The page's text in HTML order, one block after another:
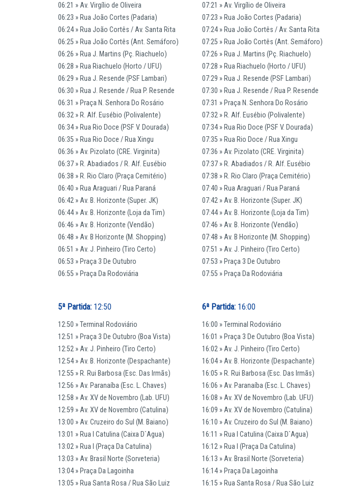
06:21 » Av. Virgílio de Oliveira
06:23 » Rua João Cortes (Padaria)
06:24 » Rua João Cortês / Av. Santa Rita
06:25 » Rua João Cortês (Ant. Semáforo)
06:26 » Rua J. Martins (Pç. Riachuelo)
06:28 » Rua Riachuelo (Horto / UFU)
06:29 » Rua J. Resende (PSF Lambari)
06:30 » Rua J. Resende / Rua P. Resende
06:31 » Praça N. Senhora Do Rosário
06:32 » R. Alf. Eusébio (Polivalente)
06:34 » Rua Rio Doce (PSF V. Dourada)
06:35 » Rua Rio Doce / Rua Xingu
06:36 » Av. Pizolato (CRE. Virginita)
06:37 » R. Abadiados / R. Alf. Eusébio
06:38 » R. Rio Claro (Praça Cemitério)
06:40 » Rua Araguari / Rua Paraná
06:42 » Av. B. Horizonte (Super. JK)
06:44 » Av. B. Horizonte (Loja da Tim)
06:46 » Av. B. Horizonte (Vendão)
06:48 » Av. B Horizonte (M. Shopping)
06:51 » Av. J. Pinheiro (Tiro Certo)
06:53 » Praça 3 De Outubro
06:55 » Praça Da Rodoviária
07:21 » Av. Virgílio de Oliveira
07:23 » Rua João Cortes (Padaria)
07:24 » Rua João Cortês / Av. Santa Rita
07:25 » Rua João Cortês (Ant. Semáforo)
07:26 » Rua J. Martins (Pç. Riachuelo)
07:28 » Rua Riachuelo (Horto / UFU)
07:29 » Rua J. Resende (PSF Lambari)
07:30 » Rua J. Resende / Rua P. Resende
07:31 » Praça N. Senhora Do Rosário
07:32 » R. Alf. Eusébio (Polivalente)
07:34 » Rua Rio Doce (PSF V. Dourada)
07:35 » Rua Rio Doce / Rua Xingu
07:36 » Av. Pizolato (CRE. Virginita)
07:37 » R. Abadiados / R. Alf. Eusébio
07:38 » R. Rio Claro (Praça Cemitério)
07:40 » Rua Araguari / Rua Paraná
07:42 » Av. B. Horizonte (Super. JK)
07:44 » Av. B. Horizonte (Loja da Tim)
07:46 » Av. B. Horizonte (Vendão)
07:48 » Av. B Horizonte (M. Shopping)
07:51 » Av. J. Pinheiro (Tiro Certo)
07:53 » Praça 3 De Outubro
07:55 » Praça Da Rodoviária
5ª Partida:12:50
12:50 » Terminal Rodoviário
12:51 » Praça 3 De Outubro (Boa Vista)
12:52 » Av. J. Pinheiro (Tiro Certo)
12:54 » Av. B. Horizonte (Despachante)
12:55 » R. Rui Barbosa (Esc. Das Irmãs)
12:56 » Av. Paranaíba (Esc. L. Chaves)
12:58 » Av. XV de Novembro (Lab. UFU)
12:59 » Av. XV de Novembro (Catulina)
13:00 » Av. Cruzeiro do Sul (M. Baiano)
13:01 » Rua I Catulina (Caixa D`Agua)
13:02 » Rua I (Praça Da Catulina)
13:03 » Av. Brasil Norte (Sorveteria)
13:04 » Praça Da Lagoinha
13:05 » Rua Santa Rosa / Rua São Luiz
6ª Partida: 16:00
16:00 » Terminal Rodoviário
16:01 » Praça 3 De Outubro (Boa Vista)
16:02 » Av. J. Pinheiro (Tiro Certo)
16:04 » Av. B. Horizonte (Despachante)
16:05 » R. Rui Barbosa (Esc. Das Irmãs)
16:06 » Av. Paranaíba (Esc. L. Chaves)
16:08 » Av. XV de Novembro (Lab. UFU)
16:09 » Av. XV de Novembro (Catulina)
16:10 » Av. Cruzeiro do Sul (M. Baiano)
16:11 » Rua I Catulina (Caixa D`Agua)
16:12 » Rua I (Praça Da Catulina)
16:13 » Av. Brasil Norte (Sorveteria)
16:14 » Praça Da Lagoinha
16:15 » Rua Santa Rosa / Rua São Luiz